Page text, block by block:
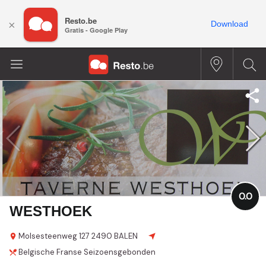
WESTHOEK
Molsesteenweg127 2490 BALEN
0.0
Belgische Franse Seizoensgebonden
× Resto.be
Gratis - Google Play
Download